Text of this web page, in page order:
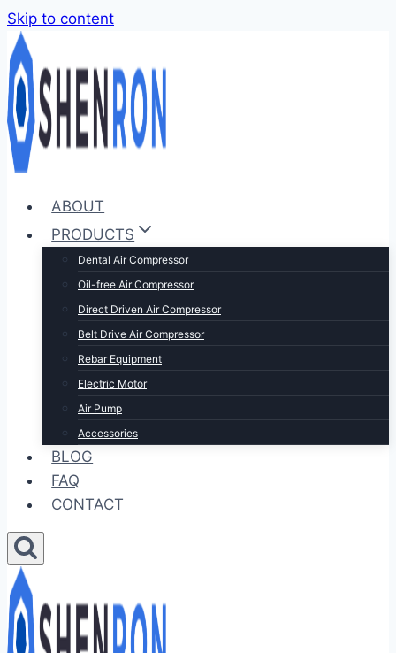
Skip to content
ABOUT
PRODUCTS
Dental Air Compressor
Oil-free Air Compressor
Direct Driven Air Compressor
Belt Drive Air Compressor
Rebar Equipment
Electric Motor
Air Pump
Accessories
BLOG
FAQ
CONTACT